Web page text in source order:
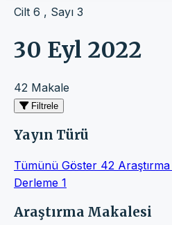
Cilt 6 , Sayı 3
30 Eyl 2022
42 Makale
Filtrele
Yayın Türü
Tümünü Göster 42
Derleme 1
Makaleler
Araştırma Makalesi